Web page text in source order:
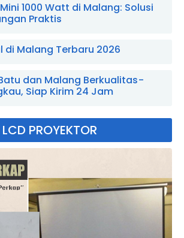
1000 Watt di Malang: Solusi
Praktis
di Malang Terbaru 2026
dan Malang Berkualitas -
Siap Kirim 24 Jam
LCD PROYEKTOR